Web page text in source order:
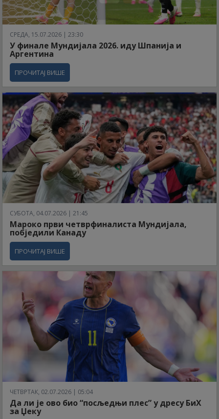
СРЕДА, 15.07.2026 | 23:30
У финале Мундијала 2026. иду Шпанија и
Аргентина
ПРОЧИТАЈ ВИШЕ
СУБОТА, 04.07.2026 | 21:45
Мароко први четврфиналиста Мундијала,
побједили Канаду
ПРОЧИТАЈ ВИШЕ
ЧЕТВРТАК, 02.07.2026 | 05:04
Да ли је ово био “посљедњи плес” у дресу БиХ
за Џеку